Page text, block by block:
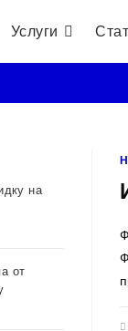
Услуги
на
от